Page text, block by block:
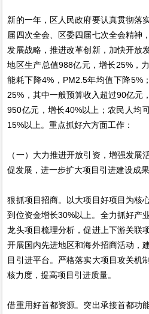
新的一年，区人民政府要认真贯彻落
届四次全会、区委四届七次全会精神
发展战略，推进改革创新，加快开放
地区生产总值988亿元，增长25%，
能耗下降4%，PM2.5年均值下降5%
25%，其中一般预算收入超过90亿元
950亿元，增长40%以上；农民人均
15%以上。重点抓好六方面工作：
（一）大力推进开放引资，增强发展
促发展，进一步扩大项目引进建设成
狠抓项目招商。以大项目好项目为核
到位资金增长30%以上。全力抓好产
龙头项目梳理分析，促进上下游关联
开展国内先进地区和海外招商活动，
目引进平台。严格落实大项目攻关机
核力度，提高项目引进质量。
借重用好首都资源。突出承接首都功